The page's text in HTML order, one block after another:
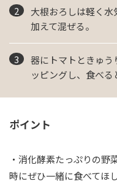
大根おろしは軽く
加えて混ぜる。
器にトマトときゅ
ッピングし、食べる
ポイント
・消化酵素たっぷりの野
時にぜひ一緒に食べてほ